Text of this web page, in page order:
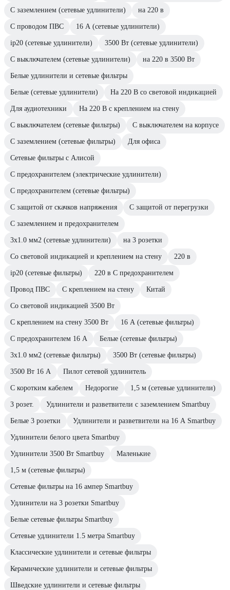
С заземлением (сетевые удлинители) на 220 в
С проводом ПВС 16 А (сетевые удлинители)
ip20 (сетевые удлинители) 3500 Вт (сетевые удлинители)
С выключателем (сетевые удлинители) на 220 в 3500 Вт
Белые удлинители и сетевые фильтры
Белые (сетевые удлинители) На 220 В со световой индикацией
Для аудиотехники На 220 В с креплением на стену
С выключателем (сетевые фильтры) С выключателем на корпусе
С заземлением (сетевые фильтры) Для офиса
Сетевые фильтры с Алисой
С предохранителем (электрические удлинители)
С предохранителем (сетевые фильтры)
С защитой от скачков напряжения С защитой от перегрузки
С заземлением и предохранителем
3х1.0 мм2 (сетевые удлинители) на 3 розетки
Со световой индикацией и креплением на стену 220 в
ip20 (сетевые фильтры) 220 в С предохранителем
Провод ПВС С креплением на стену Китай
Со световой индикацией 3500 Вт
С креплением на стену 3500 Вт 16 А (сетевые фильтры)
С предохранителем 16 А Белые (сетевые фильтры)
3х1.0 мм2 (сетевые фильтры) 3500 Вт (сетевые фильтры)
3500 Вт 16 А Пилот сетевой удлинитель
С коротким кабелем Недорогие 1,5 м (сетевые удлинители)
3 розет. Удлинители и разветвители с заземлением Smartbuy
Белые 3 розетки Удлинители и разветвители на 16 А Smartbuy
Удлинители белого цвета Smartbuy
Удлинители 3500 Вт Smartbuy Маленькие
1,5 м (сетевые фильтры)
Сетевые фильтры на 16 ампер Smartbuy
Удлинители на 3 розетки Smartbuy
Белые сетевые фильтры Smartbuy
Сетевые удлинители 1.5 метра Smartbuy
Классические удлинители и сетевые фильтры
Керамические удлинители и сетевые фильтры
Шведские удлинители и сетевые фильтры